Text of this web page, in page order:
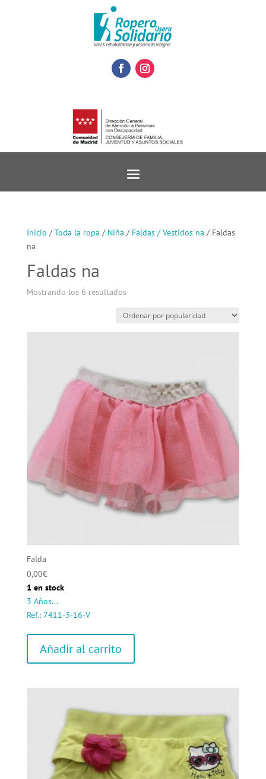
Inicio /Toda la ropa / Niña / Faldas / Vestidos na / Faldas
na
Faldas na
Mostrando los 6 resultados
Falda
0,00€
1 en stock
3 Años...
Ref.: 7411-3-16-V
Añadir al carrito